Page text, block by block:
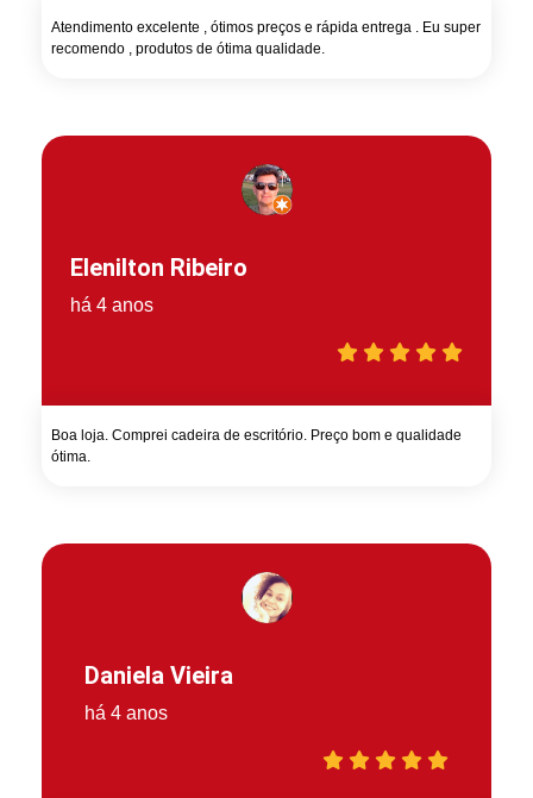
Atendimento excelente , ótimos preços e rápida entrega . Eu super
recomendo , produtos de ótima qualidade.
Elenilton Ribeiro
há 4 anos
Boa loja. Comprei cadeira de escritório. Preço bom e qualidade
ótima.
Daniela Vieira
há 4 anos